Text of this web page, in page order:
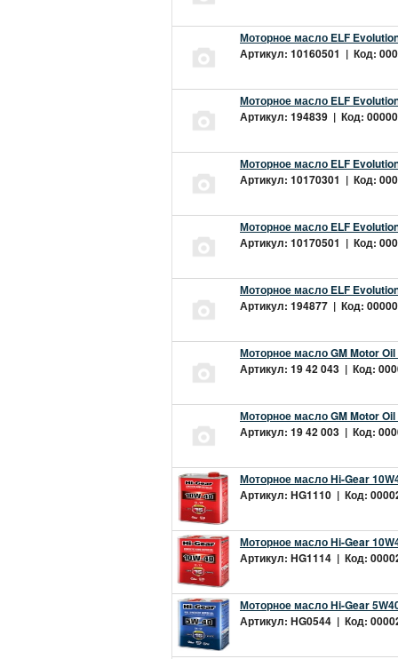
Моторное масло ELF
Артикул: 10160501 | Код:
Моторное масло ELF
Артикул: 194839 | Код:
Моторное масло ELF
Артикул: 10170301 | Код:
Моторное масло ELF
Артикул: 10170501 | Код:
Моторное масло ELF
Артикул: 194877 | Код:
Моторное масло GM Motor Oil
Артикул: 19 42 043 | Код:
Моторное масло GM Motor
Артикул: 19 42 003 | Код:
Моторное масло Hi-Gear
Артикул: HG1110 | Код:
Моторное масло Hi-Gear
Артикул: HG1114 | Код:
Моторное масло Hi-Gear
Артикул: HG0544 | Код: